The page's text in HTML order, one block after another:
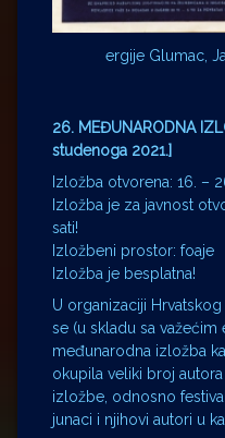
ergije Glumac,
26. MEĐUNARODNA
studenoga 2021.]
Izložba otvorena: 16. –
Izložba je za javnost
sati!
Izložbeni prostor: foaje
Izložba je besplatna!
U organizaciji
se (u skladu sa
međunarodna izložba
okupila veliki broj
izložbe, odnosno
junaci i njihovi autori u